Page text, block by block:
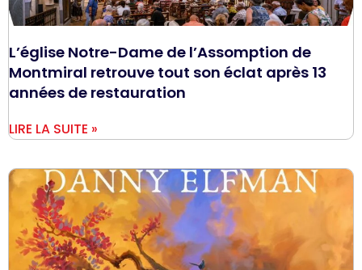
L’église Notre-Dame de l’Assomption de
Montmiral retrouve tout son éclat après 13
années de restauration
LIRE LA SUITE »